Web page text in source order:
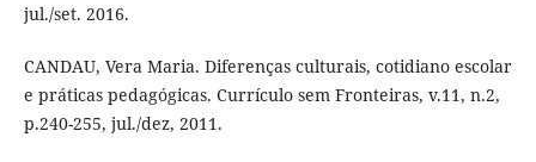
jul./set. 2016.
CANDAU, Vera Maria. Diferenças culturais, cotidiano escolar
e práticas pedagógicas. Currículo sem Fronteiras, v.11, n.2,
p.240-255, jul./dez, 2011.